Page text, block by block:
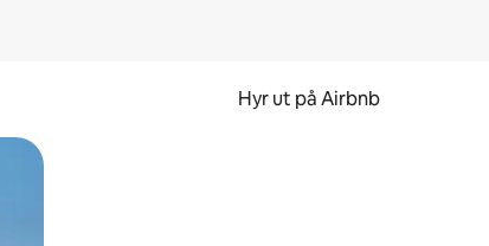
Hyr ut på Airbnb